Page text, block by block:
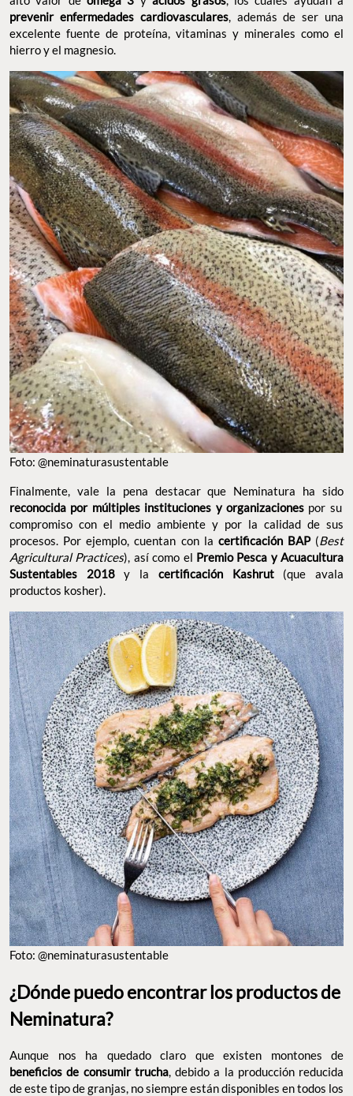
prevenir enfermedades cardiovasculares, además de ser una
excelente fuente de proteína, vitaminas y minerales como el
hierro y el magnesio.
Foto: @neminaturasustentable
Finalmente, vale la pena destacar que Neminatura ha sido
reconocida por múltiples instituciones y organizacionespor su
compromiso con el medio ambiente y por la calidad de sus
procesos. Por ejemplo, cuentan con la certificación BAP(Best
Agricultural Practices), así como el Premio Pesca y Acuacultura
Sustentables 2018y la certificación Kashrut(que avala
productos kosher).
Foto: @neminaturasustentable
¿Dónde puedo encontrar los productos de
Neminatura?
Aunque nos ha quedado claro que existen montones de
beneficios de consumir trucha, debido a la producción reducida
de este tipo de granjas, no siempre están disponibles en todos los